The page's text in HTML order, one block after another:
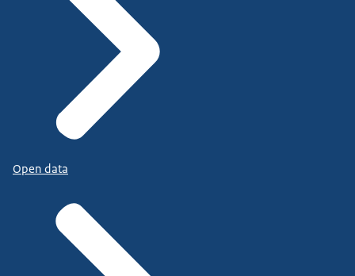
Open data